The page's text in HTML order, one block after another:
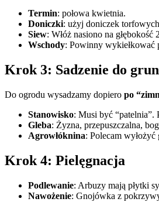
Termin: połowa kwietnia.
Doniczki: użyj doniczek
Siew: Włóż nasiono na
Wschody: Powinny wykiełkować
Krok 3: Sadzenie do
Do ogrodu wysadzamy dopiero po
Stanowisko: Musi być “patelnia”.
Gleba: Żyzna, przepuszczalna,
Agrowłóknina: Polecam
Krok 4: Pielęgnacja
Podlewanie: Arbuzy mają płytki
Nawożenie: Gnojówka z